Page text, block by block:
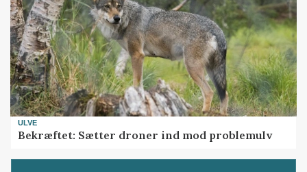
ULVE
Bekræftet: Sætter droner ind mod problemulv